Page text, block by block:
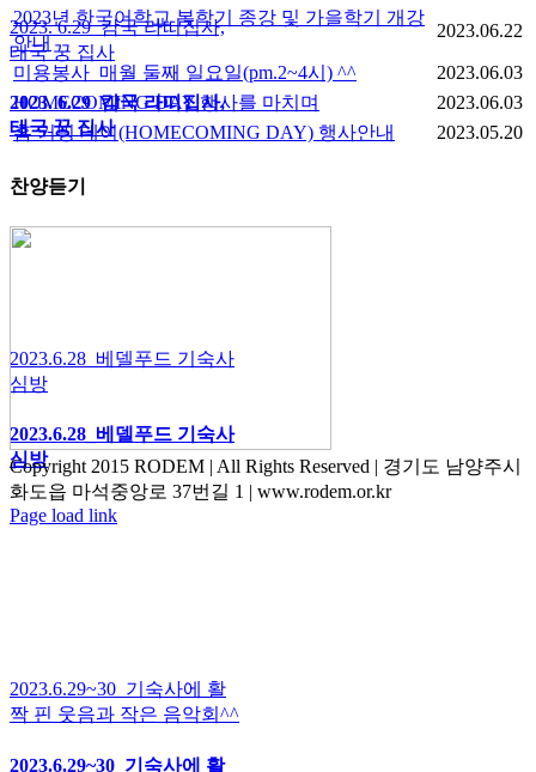
2023. 6.29_캄국 라띠집사,
태국 꿍 집사
2023. 6.29_캄국 라띠집사,
태국 꿍 집사
2023.6.28_베델푸드 기숙사
심방
2023.6.28_베델푸드 기숙사
심방
2023.6.29~30_기숙사에 활
짝 핀 웃음과 작은 음악회^^
2023.6.29~30_기숙사에 활
2023년 한국어학교 봄학기 종강 및 가을학기 개강
안내
2023.06.22
미용봉사_매월 둘째 일요일(pm.2~4시) ^^
2023.06.03
HOMECOMING DAY 행사를 마치며
2023.06.03
홈 커밍 데이(HOMECOMING DAY) 행사안내
2023.05.20
찬양듣기
Copyright 2015 RODEM | All Rights Reserved | 경기도 남양주시
화도읍 마석중앙로 37번길 1 | www.rodem.or.kr
Page load link